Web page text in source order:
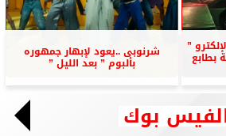
”
بطابع شرنوبى ..يعود لإبهار جمهوره
بألبوم ” بعد الليل ”
بوك